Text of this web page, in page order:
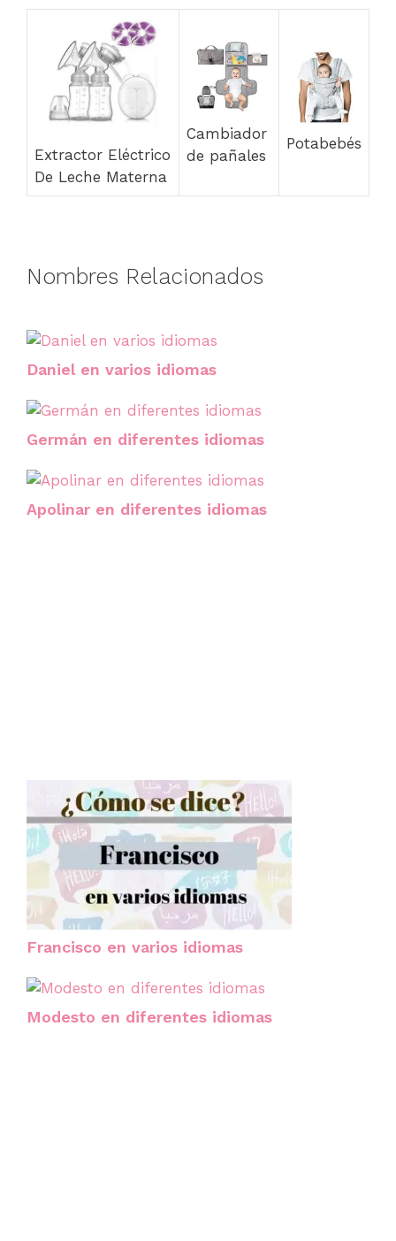
Extractor Eléctrico
De Leche Materna
Cambiador
de pañales
Potabebés
Nombres Relacionados
Daniel en varios idiomas
Germán en diferentes idiomas
Apolinar en diferentes idiomas
Francisco en varios idiomas
Modesto en diferentes idiomas